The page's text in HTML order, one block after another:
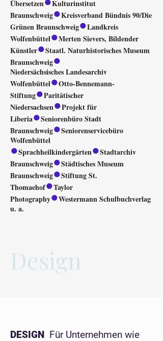
Übersetzen
Kulturinstitut
Braunschweig●Kreisverband Bündnis 90/Die
Grünen Braunschweig●Landkreis
Wolfenbüttel●Merten Sievers, Bildender
Künstler●Staatl. Naturhistorisches Museum
Braunschweig●
Niedersächsisches Landesarchiv
Wolfenbüttel●Otto-Bennemann-
Stiftung●Paritätischer
Niedersachsen●Projekt für
Liberia●Seniorenbüro Stadt
Braunschweig●Seniorenservicebüro
Wolfenbüttel
●Sprachheilkindergärten●Stadtarchiv
Braunschweig●Städtisches Museum
Braunschweig●Stiftung St.
Thomaehof●Taylor
Photography●Westermann Schulbuchverlag
u. a.
Design
DESIGN Für Unternehmen wie